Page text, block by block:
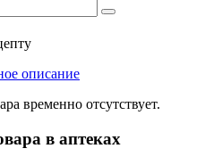
описание
временно отсутствует.
в аптеках